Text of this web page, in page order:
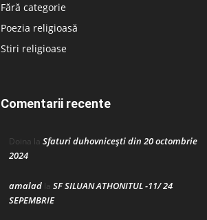
Fără categorie
Poezia religioasă
Stiri religioase
Comentarii recente
Doina la Sfaturi duhovnicești din 20 octombrie
2024
amalad la SF SILUAN ATHONITUL -11/ 24
SEPEMBRIE